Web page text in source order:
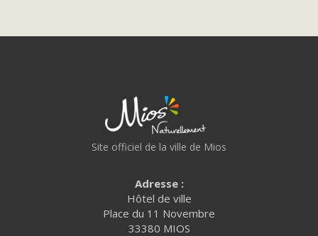
Site officiel de la ville de Mios
Adresse :
Hôtel de ville
Place du 11 Novembre
33380 MIOS